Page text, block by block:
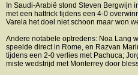
In Saudi-Arabië stond Steven Bergwijn
met een hattrick tijdens een 4-0
Varela het doel niet schoon maar won
Andere notabele optredens: Noa Lang
speelde direct in Rome, en Razvan
tijdens een 2-0 verlies met Pachuca;
miste wedstrijd met Monterrey door